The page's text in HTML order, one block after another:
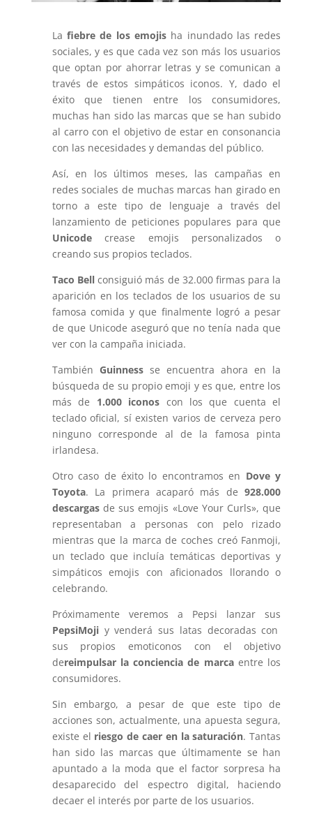
Lafiebre de los emojis ha inundado las redes
sociales, y es que cada vez son más los usuarios
que optan por ahorrar letras y se comunican a
través de estos simpáticos iconos. Y, dado el
éxito que tienen entre los consumidores,
muchas han sido las marcas que se han subido
al carro con el objetivo de estar en consonancia
con las necesidades y demandas del público.
Así, en los últimos meses, las campañas en
redes sociales de muchas marcas han girado en
torno a este tipo de lenguaje a través del
lanzamiento de peticiones populares para que
Unicodecrease emojis personalizados o
creando sus propios teclados.
Taco Bellconsiguió más de 32.000 firmas para la
aparición en los teclados de los usuarios de su
famosa comida y que finalmente logró a pesar
de que Unicode aseguró que no tenía nada que
ver con la campaña iniciada.
También Guinnessse encuentra ahora en la
búsqueda de su propio emoji y es que, entre los
más de 1.000 iconos con los que cuenta el
teclado oficial, sí existen varios de cerveza pero
ninguno corresponde al de la famosa pinta
irlandesa.
Otro caso de éxito lo encontramos en Dove y
Toyota. La primera acaparó más de928.000
descargasde sus emojis «Love Your Curls», que
representaban a personas con pelo rizado
mientras que la marca de coches creó Fanmoji,
un teclado que incluía temáticas deportivas y
simpáticos emojis con aficionados llorando o
celebrando.
Próximamente veremos a Pepsi lanzar sus
PepsiMojiy venderá sus latas decoradas con
sus propios emoticonos con el objetivo
dereimpulsar la conciencia de marcaentre los
consumidores.
Sin embargo, a pesar de que este tipo de
acciones son, actualmente, una apuesta segura,
existe el riesgo de caer en la saturación. Tantas
han sido las marcas que últimamente se han
apuntado a la moda que el factor sorpresa ha
desaparecido del espectro digital, haciendo
decaer el interés por parte de los usuarios.